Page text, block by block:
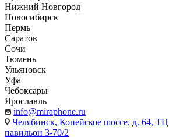
Нижний Новгород
Новосибирск
Пермь
Саратов
Сочи
Тюмень
Ульяновск
Уфа
Чебоксары
Ярославль
info@miraphone.ru
Челябинск, Копейское шоссе, д. 64,
павильон 3-70/2